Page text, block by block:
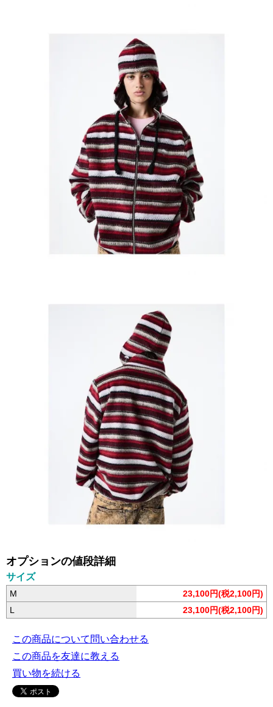
オプションの値段詳細
サイズ
M
23,100円(税2,100円)
L
23,100円(税2,100円)
この商品について問い合わせる
この商品を友達に教える
買い物を続ける